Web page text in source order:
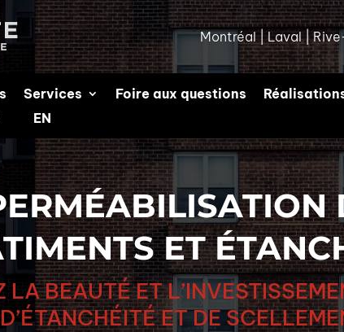
Montréal Laval|
Services Foire aux questions
EN
ET
LA BEAUTÉ ET
ET DE